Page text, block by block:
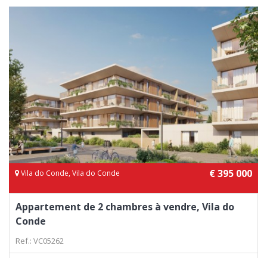
Vila do Conde, Vila do Conde € 395 000
Appartement de 2 chambres à vendre, Vila do
Conde
Ref.: VC05262